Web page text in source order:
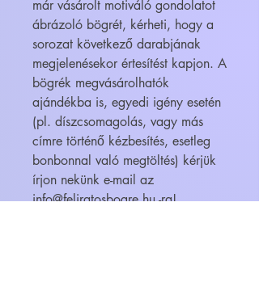
már vásárolt motiváló gondolatot
ábrázoló bögrét, kérheti, hogy a
sorozat következő darabjának
megjelenésekor értesítést kapjon. A
bögrék megvásárolhatók
ajándékba is, egyedi igény esetén
(pl. díszcsomagolás, vagy más
címre történő kézbesítés, esetleg
bonbonnal való megtöltés) kérjük
írjon nekünk e-mail az
info@feliratosbogre.hu -ra!